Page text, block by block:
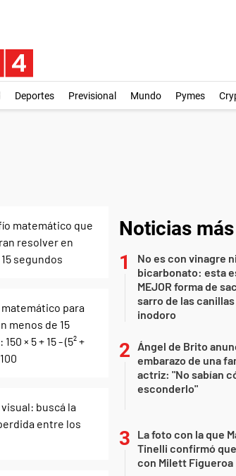
Deportes Previsional Mundo Pymes
Noticias
No es con vinagre ni
bicarbonato: esta
MEJOR forma de
sarro de las canillas
inodoro
Ángel de Brito
embarazo de una
actriz: "No sabían
esconderlo"
La foto con la que
Tinelli confirmó
con Milett Figueroa